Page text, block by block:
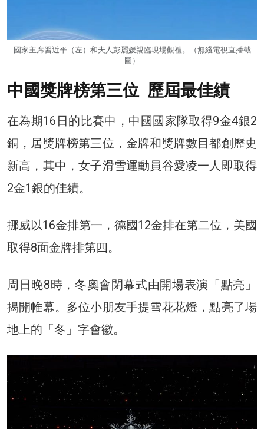
國家主席習近平（左）和夫人彭麗媛親臨現場觀禮。（無綫電視直播截
圖）
中國獎牌榜第三位 歷屆最佳績
在為期16日的比賽中，中國國家隊取得9金4銀2
銅，居獎牌榜第三位，金牌和獎牌數目都創歷史
新高，其中，女子滑雪運動員谷愛凌一人即取得
2金1銀的佳績。
挪威以16金排第一，德國12金排在第二位，美國
取得8面金牌排第四。
周日晚8時，冬奧會閉幕式由開場表演「點亮」
揭開帷幕。多位小朋友手提雪花花燈，點亮了場
地上的「冬」字會徽。